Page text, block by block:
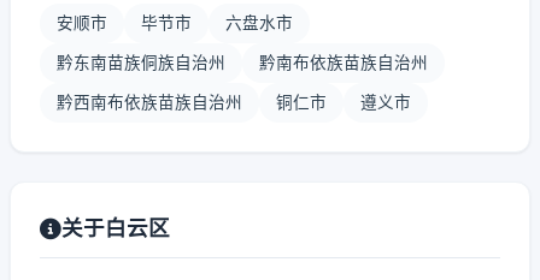
安顺市 毕节市 六盘水市
黔东南苗族侗族自治州 黔南布依族苗族自治州
黔西南布依族苗族自治州 铜仁市 遵义市
关于白云区